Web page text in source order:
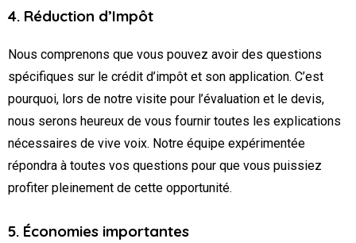
4. Réduction d’Impôt
Nous comprenons que vous pouvez avoir des questions
spécifiques sur le crédit d’impôt et son application. C’est
pourquoi, lors de notre visite pour l’évaluation et le devis,
nous serons heureux de vous fournir toutes les explications
nécessaires de vive voix. Notre équipe expérimentée
répondra à toutes vos questions pour que vous puissiez
profiter pleinement de cette opportunité.
5. Économies importantes